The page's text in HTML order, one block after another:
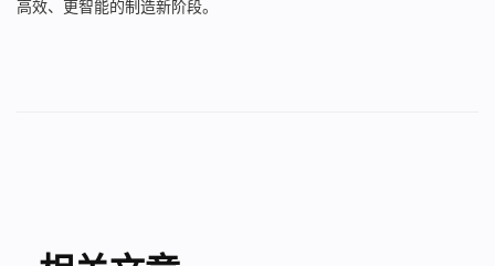
高效、更智能的制造新阶段。